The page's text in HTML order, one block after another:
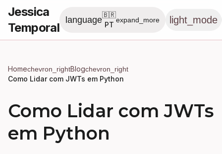
Jessica
Temporal
language
🇧🇷
PT
expand_more light_mode
Homechevron_rightBlogchevron_right
Como Lidar com JWTs em Python
Como Lidar com JWTs
em Python